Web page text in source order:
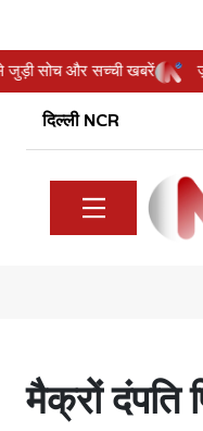
से जुड़ी सोच और सच्ची खबरें
दिल्ली NCR
मैक्रों दंपति